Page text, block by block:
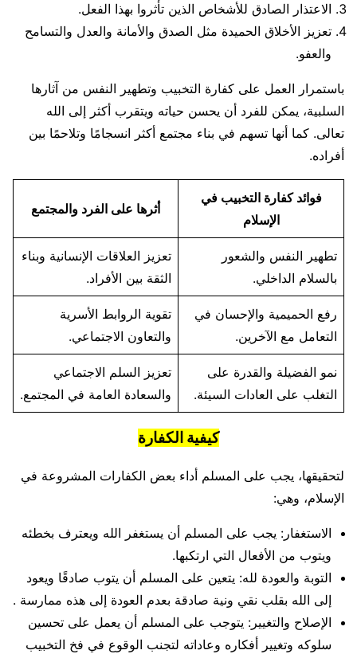
الاعتذار الصادق للأشخاص الذين تأثروا بهذا الفعل.
تعزيز الأخلاق الحميدة مثل الصدق والأمانة والعدل والتسامح
والعفو.
باستمرار العمل على كفارة التخبيب وتطهير النفس من آثارها
السلبية، يمكن للفرد أن يحسن حياته ويتقرب أكثر إلى الله
تعالى. كما أنها تسهم في بناء مجتمع أكثر انسجامًا وتلاحمًا بين
أفراده.
فوائد كفارة التخبيب في
الإسلام
أثرها على الفرد والمجتمع
تطهير النفس والشعور
بالسلام الداخلي.
تعزيز العلاقات الإنسانية وبناء
الثقة بين الأفراد.
رفع الحميمية والإحسان في
التعامل مع الآخرين.
تقوية الروابط الأسرية
والتعاون الاجتماعي.
نمو الفضيلة والقدرة على
التغلب على العادات السيئة.
تعزيز السلم الاجتماعي
والسعادة العامة في المجتمع.
كيفية الكفارة
لتحقيقها، يجب على المسلم أداء بعض الكفارات المشروعة في
الإسلام، وهي:
الاستغفار: يجب على المسلم أن يستغفر الله ويعترف بخطئه
ويتوب من الأفعال التي ارتكبها.
التوبة والعودة لله: يتعين على المسلم أن يتوب صادقًا ويعود
إلى الله بقلب نقي ونية صادقة بعدم العودة إلى هذه ممارسة .
الإصلاح والتغيير: يتوجب على المسلم أن يعمل على تحسين
سلوكه وتغيير أفكاره وعاداته لتجنب الوقوع في فخ التخبيب